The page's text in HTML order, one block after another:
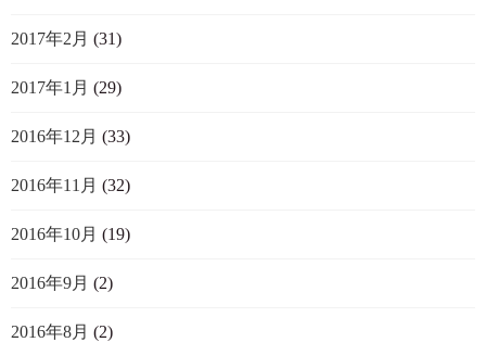
2017年2月 (31)
2017年1月 (29)
2016年12月 (33)
2016年11月 (32)
2016年10月 (19)
2016年9月 (2)
2016年8月 (2)